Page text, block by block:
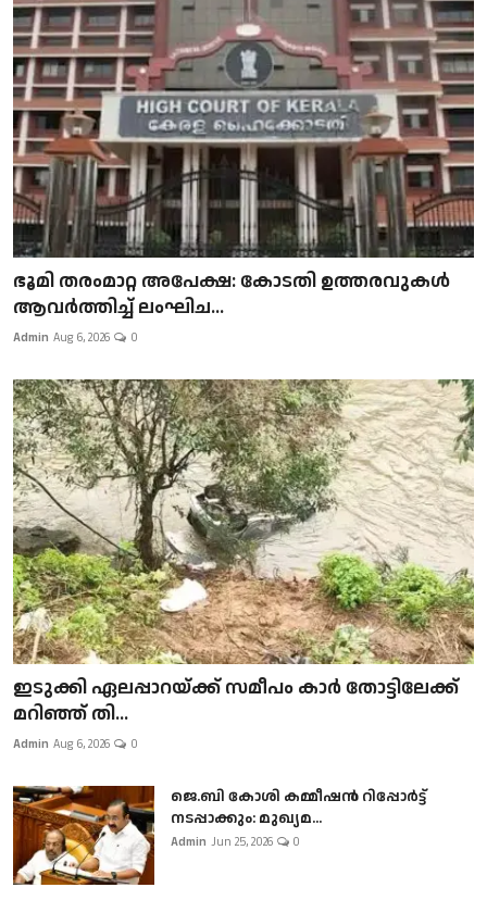
ഭൂമി തരംമാറ്റ അപേക്ഷ: കോടതി ഉത്തരവുകൾ
ആവർത്തിച്ച് ലംഘിച...
Admin Aug 6, 2026 0
ഇടുക്കി ഏലപ്പാറയ്ക്ക് സമീപം കാർ തോട്ടിലേക്ക്
മറിഞ്ഞ് തി...
Admin Aug 6, 2026 0
ജെ.ബി കോശി കമ്മീഷൻ റിപ്പോർട്ട്
നടപ്പാക്കും: മുഖ്യമ...
Admin Jun 25, 2026 0